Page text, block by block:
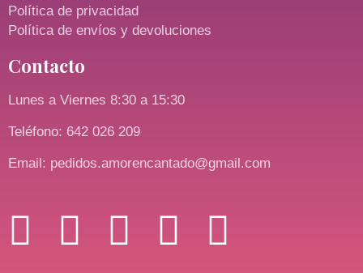
Política de privacidad
Política de envíos y devoluciones
Contacto
Lunes a Viernes 8:30 a 15:30
Teléfono: 642 026 209
Email: pedidos.amorencantado@gmail.com